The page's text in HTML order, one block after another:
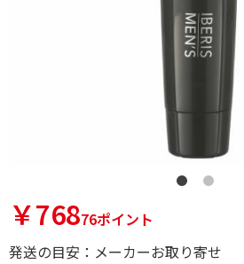
￥76876ポイント
発送の目安：メーカーお取り寄せ